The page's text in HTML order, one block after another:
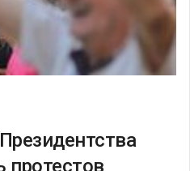
протестов